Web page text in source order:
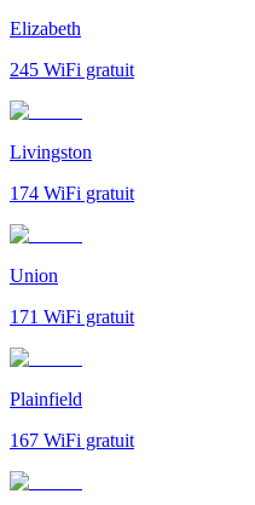
Elizabeth
245 WiFi gratuit
Livingston
174 WiFi gratuit
Union
171 WiFi gratuit
Plainfield
167 WiFi gratuit